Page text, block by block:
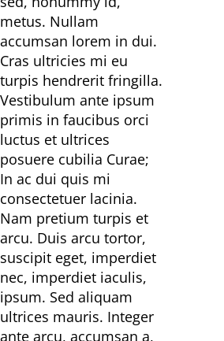
metus. Nullam
accumsan lorem in dui.
Cras ultricies mi eu
turpis hendrerit fringilla.
Vestibulum ante ipsum
primis in faucibus orci
luctus et ultrices
posuere cubilia Curae;
In ac dui quis mi
consectetuer lacinia.
Nam pretium turpis et
arcu. Duis arcu tortor,
suscipit eget, imperdiet
nec, imperdiet iaculis,
ipsum. Sed aliquam
ultrices mauris. Integer
ante arcu, accumsan a,